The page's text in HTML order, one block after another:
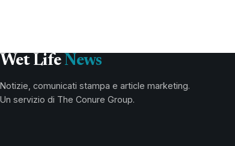
Wet Life News
Notizie, comunicati stampa e article marketing.
Un servizio di The Conure Group.